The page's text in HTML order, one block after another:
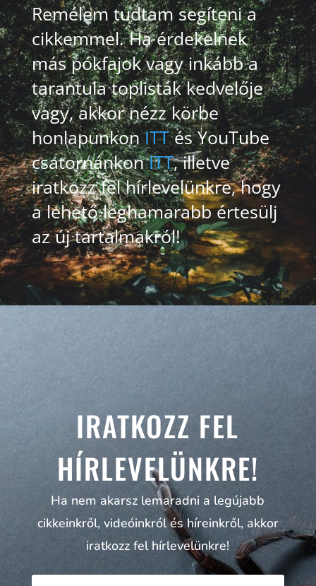
Remélem tudtam segíteni a
cikkemmel. Ha érdekelnek
más pókfajok vagy inkább a
tarantula toplisták kedvelője
vagy, akkor nézz körbe
honlapunkonITTés YouTube
csatornánkonITT, illetve
iratkozz fel hírlevelünkre, hogy
a lehető leghamarabb értesülj
az új tartalmakról!
IRATKOZZ FEL
HÍRLEVELÜNKRE!
Ha nem akarsz lemaradni a legújabb
cikkeinkről, videóinkról és híreinkről, akkor
iratkozz fel hírlevelünkre!